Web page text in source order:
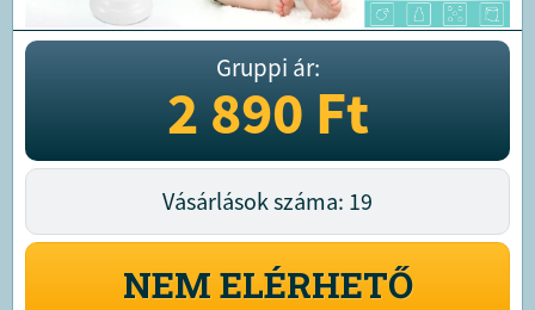
Gruppi ár:
2 890Ft
Vásárlások száma: 19
NEM ELÉRHETŐ